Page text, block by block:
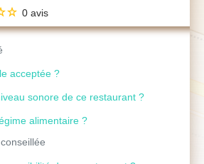
0 avis
acceptée ?
sonore de ce restaurant ?
alimentaire ?